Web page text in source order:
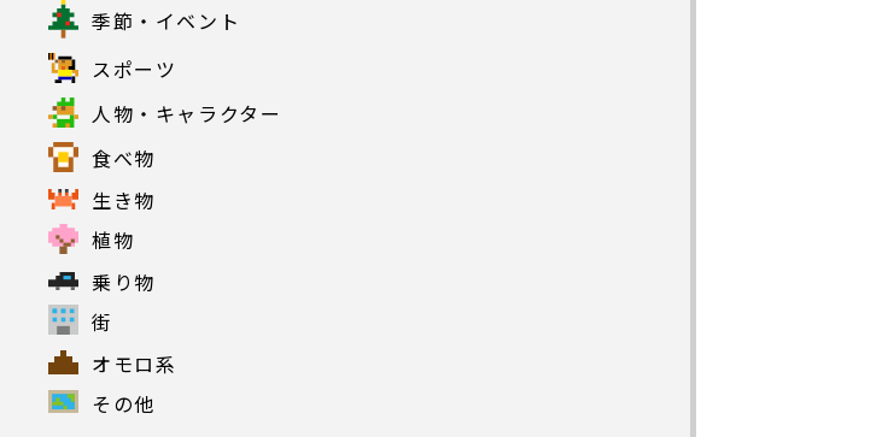
季節・イベント
スポーツ
人物・キャラクター
食べ物
生き物
植物
乗り物
街
オモロ系
その他